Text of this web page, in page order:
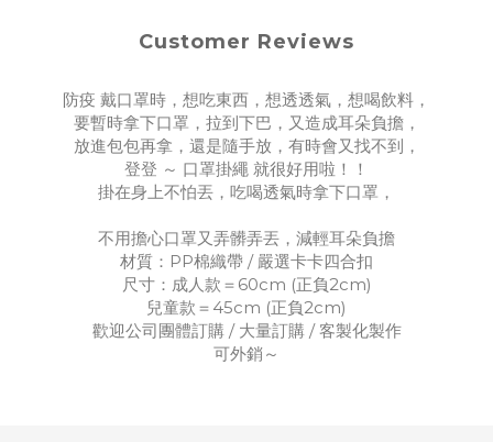
Customer Reviews
防疫 戴口罩時，想吃東西，想透透氣，想喝飲料，
要暫時拿下口罩，拉到下巴，又造成耳朵負擔，
放進包包再拿，還是隨手放，有時會又找不到，
登登 ～ 口罩掛繩 就很好用啦！！
掛在身上不怕丟，吃喝透氣時拿下口罩，
不用擔心口罩又弄髒弄丟，減輕耳朵負擔
材質：PP棉織帶 / 嚴選卡卡四合扣
尺寸：成人款＝60cm (正負2cm)
兒童款＝45cm (正負2cm)
歡迎公司團體訂購 / 大量訂購 / 客製化製作
可外銷～